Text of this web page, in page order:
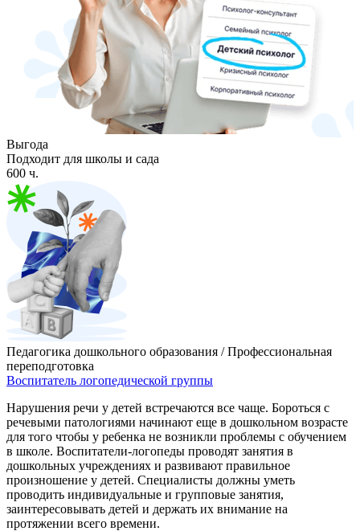
Выгода
Подходит для школы и сада
600 ч.
Педагогика дошкольного образования / Профессиональная
переподготовка
Воспитатель логопедической группы
Нарушения речи у детей встречаются все чаще. Бороться с
речевыми патологиями начинают еще в дошкольном возрасте
для того чтобы у ребенка не возникли проблемы с обучением
в школе. Воспитатели-логопеды проводят занятия в
дошкольных учреждениях и развивают правильное
произношение у детей. Специалисты должны уметь
проводить индивидуальные и групповые занятия,
заинтересовывать детей и держать их внимание на
протяжении всего времени.